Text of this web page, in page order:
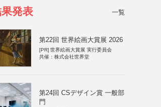
発表 一覧
第22回 世界絵画大賞展 2026
[PR] 世界絵画大賞展 実行委員会
共催：株式会社世界堂
第24回 CSデザイン賞 一般部
門